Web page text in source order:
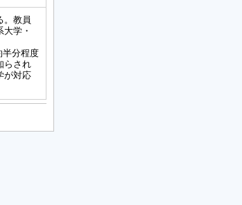
。教員
学・
半分程度
らされ
が対応